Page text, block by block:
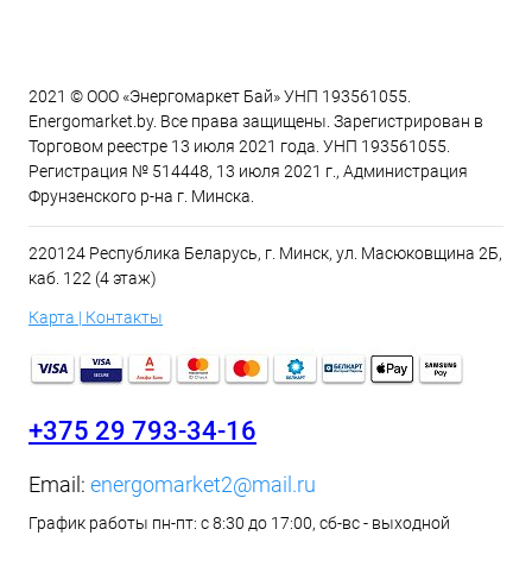
2021 © ООО «Энергомаркет Бай» УНП 193561055.
Energomarket.by. Все права защищены. Зарегистрирован в
Торговом реестре 13 июля 2021 года. УНП 193561055.
Регистрация № 514448, 13 июля 2021 г., Администрация
Фрунзенского р-на г. Минска.
220124 Республика Беларусь, г. Минск, ул. Масюковщина 2Б,
каб. 122 (4 этаж)
Карта | Контакты
+375 29 793-34-16
Email: energomarket2@mail.ru
График работы пн-пт: с 8:30 до 17:00, сб-вс - выходной